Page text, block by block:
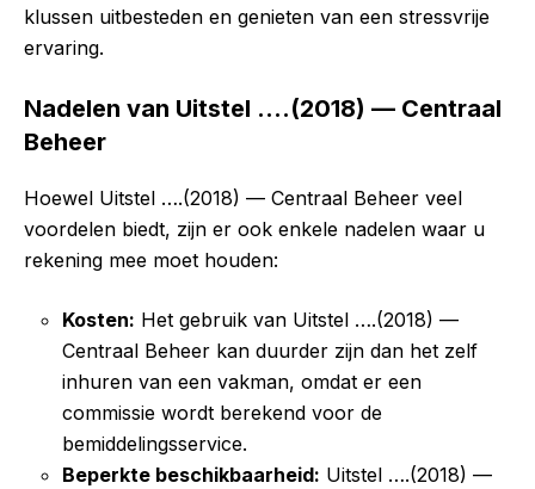
klussen uitbesteden en genieten van een stressvrije
ervaring.
Nadelen van Uitstel ….(2018) — Centraal
Beheer
Hoewel Uitstel ….(2018) — Centraal Beheer veel
voordelen biedt, zijn er ook enkele nadelen waar u
rekening mee moet houden:
Kosten: Het gebruik van Uitstel ….(2018) —
Centraal Beheer kan duurder zijn dan het zelf
inhuren van een vakman, omdat er een
commissie wordt berekend voor de
bemiddelingsservice.
Beperkte beschikbaarheid: Uitstel ….(2018) —